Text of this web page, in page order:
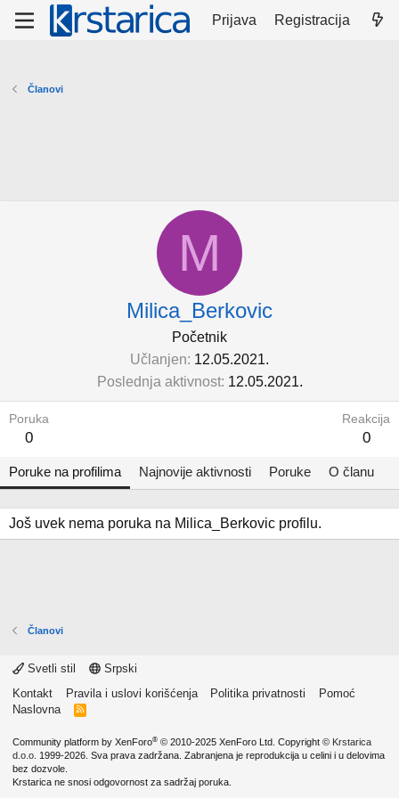
Prijava Registracija
Članovi
M
Milica_Berkovic
Početnik
Učlanjen 12.05.2021.
Poslednja aktivnost 12.05.2021.
Poruka
0
Reakcija
0
Poruke na profilima Najnovije aktivnosti Poruke O članu
Još uvek nema poruka na Milica_Berkovic profilu.
Članovi
Svetli stil
Srpski
Kontakt
Pravila i uslovi korišćenja Politika privatnosti
Pomoć
Naslovna
R
Community platform by XenForo® © 2010-2025 XenForo Ltd. Copyright © Krstarica
d.o.o. 1999-2026. Sva prava zadržana. Zabranjena je reprodukcija u celini i u delovima
bez dozvole.
Krstarica ne snosi odgovornost za sadržaj poruka.